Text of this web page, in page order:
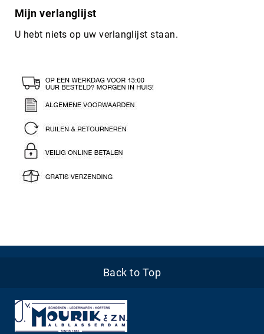
Mijn verlanglijst
U hebt niets op uw verlanglijst staan.
Back to Top